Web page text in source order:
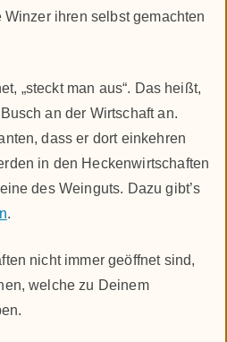
ihren selbst gemachten
„steckt man aus“. Das heißt,
an der Wirtschaft an.
dass er dort einkehren
in den Heckenwirtschaften
des Weinguts. Dazu gibt’s
.
nicht immer geöffnet sind,
welche zu Deinem